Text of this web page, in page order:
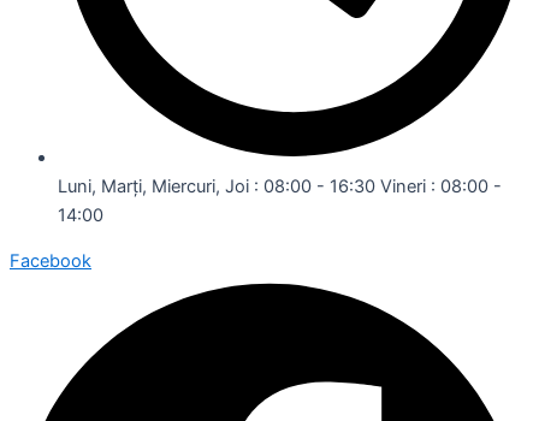
Luni, Marți, Miercuri, Joi : 08:00 - 16:30 Vineri : 08:00 -
14:00
Facebook